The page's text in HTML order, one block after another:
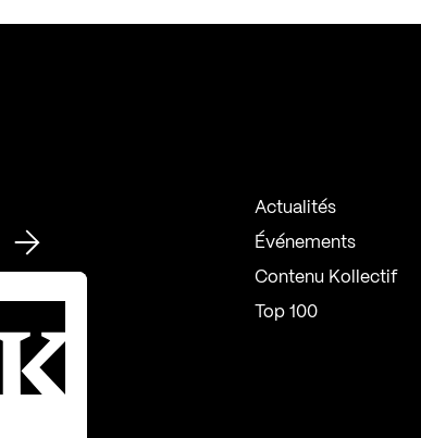
Actualités
Événements
Contenu Kollectif
Top 100